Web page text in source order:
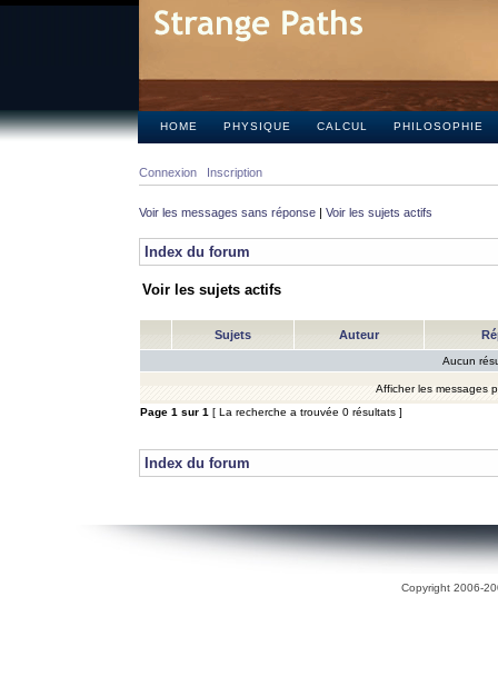
HOME PHYSIQUE CALCUL PHILOSOPHIE
Connexion Inscription
Voir les messages sans réponse | Voir les sujets actifs
Index du forum
Voir les sujets actifs
Sujets Auteur
Aucun
Afficher les messages
Page 1 sur 1 [ La recherche a trouvée 0 résultats ]
Index du forum
Copyright 2006-